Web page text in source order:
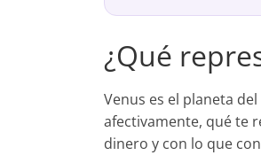
¿Qué
Venus es el planeta
afectivamente, qué te
dinero y con lo que